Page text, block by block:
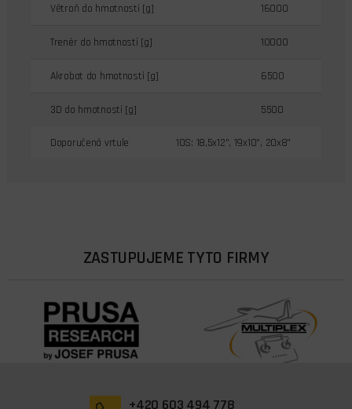
Větroň do hmotnosti [g] 16000
Trenér do hmotnosti [g] 10000
Akrobat do hmotnosti [g] 6500
3D do hmotnosti [g] 5500
Doporučená vrtule 10S: 18,5x12", 19x10", 20x8"
ZASTUPUJEME TYTO FIRMY
+420 603 494 778